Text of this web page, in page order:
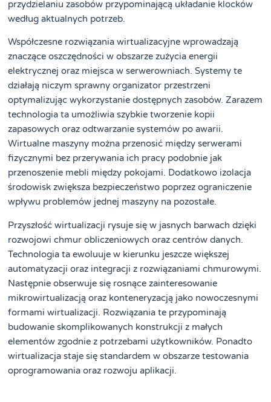
przydzielaniu zasobów przypominającą układanie klocków
według aktualnych potrzeb.
Współczesne rozwiązania wirtualizacyjne wprowadzają
znaczące oszczędności w obszarze zużycia energii
elektrycznej oraz miejsca w serwerowniach. Systemy te
działają niczym sprawny organizator przestrzeni
optymalizując wykorzystanie dostępnych zasobów. Zarazem
technologia ta umożliwia szybkie tworzenie kopii
zapasowych oraz odtwarzanie systemów po awarii.
Wirtualne maszyny można przenosić między serwerami
fizycznymi bez przerywania ich pracy podobnie jak
przenoszenie mebli między pokojami. Dodatkowo izolacja
środowisk zwiększa bezpieczeństwo poprzez ograniczenie
wpływu problemów jednej maszyny na pozostałe.
Przyszłość wirtualizacji rysuje się w jasnych barwach dzięki
rozwojowi chmur obliczeniowych oraz centrów danych.
Technologia ta ewoluuje w kierunku jeszcze większej
automatyzacji oraz integracji z rozwiązaniami chmurowymi.
Następnie obserwuje się rosnące zainteresowanie
mikrowirtualizacją oraz konteneryzacją jako nowoczesnymi
formami wirtualizacji. Rozwiązania te przypominają
budowanie skomplikowanych konstrukcji z małych
elementów zgodnie z potrzebami użytkowników. Ponadto
wirtualizacja staje się standardem w obszarze testowania
oprogramowania oraz rozwoju aplikacji.